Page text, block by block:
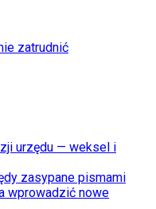
zatrudnić
urzędu — weksel i
zasypane pismami
wprowadzić nowe